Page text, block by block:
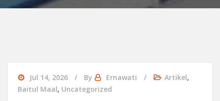
Jul 14, 2026 By Ernawati Artikel,
Baitul Maal, Uncategorized